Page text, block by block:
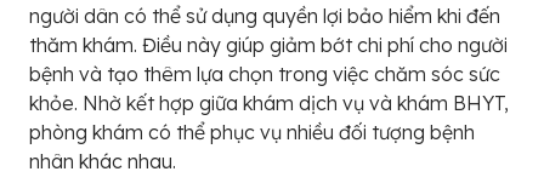
người dân có thể sử dụng quyền lợi bảo hiểm khi đến
thăm khám. Điều này giúp giảm bớt chi phí cho người
bệnh và tạo thêm lựa chọn trong việc chăm sóc sức
khỏe. Nhờ kết hợp giữa khám dịch vụ và khám BHYT,
phòng khám có thể phục vụ nhiều đối tượng bệnh
nhân khác nhau.